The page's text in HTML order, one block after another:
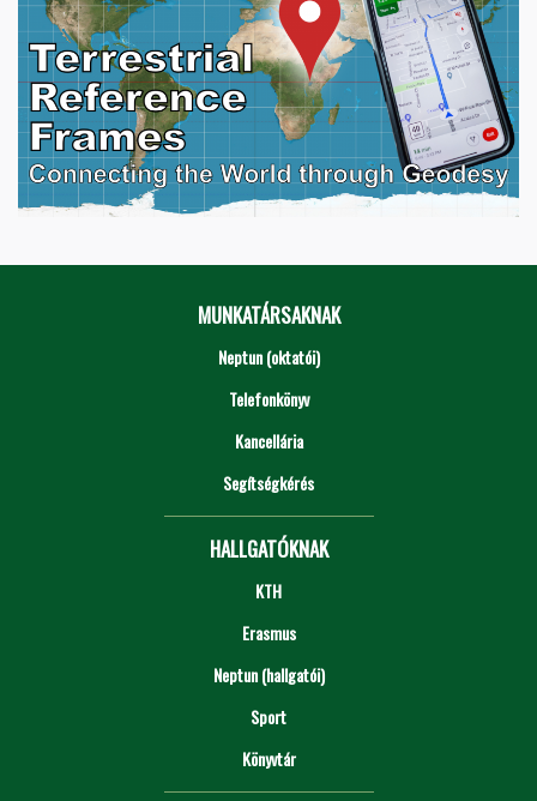
MUNKATÁRSAKNAK
Neptun (oktatói)
Telefonkönyv
Kancellária
Segítségkérés
HALLGATÓKNAK
KTH
Erasmus
Neptun (hallgatói)
Sport
Könyvtár